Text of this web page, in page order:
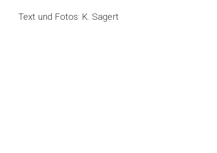
Text und Fotos: K. Sagert